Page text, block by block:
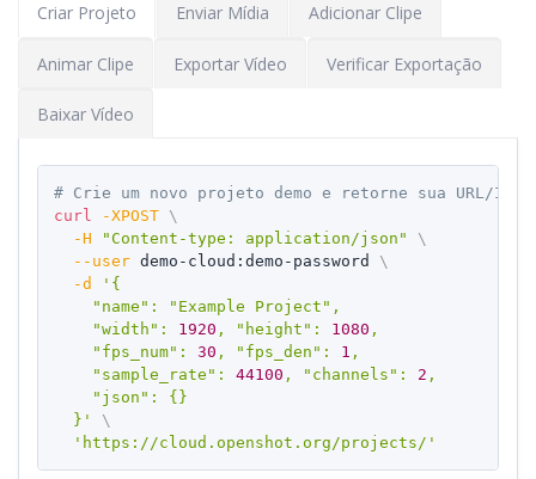
Criar Projeto Enviar Mídia Adicionar Clipe
Animar Clipe Exportar Vídeo Verificar Exportação
Baixar Vídeo
# Crie um novo projeto demo e retorne sua URL/ID
curl
-XPOST \
-H
"Content-type: application/json"
\
--user demo-cloud:demo-password \
-d
'{
    "name": "Example Project",
    "width":
1920 , "height": 1080 ,
    "fps_num":
30 , "fps_den": 1 ,
    "sample_rate":
44100 , "channels": 2 ,
    "json": {}
  }'
\
'https://cloud.openshot.org/projects/'
Copy